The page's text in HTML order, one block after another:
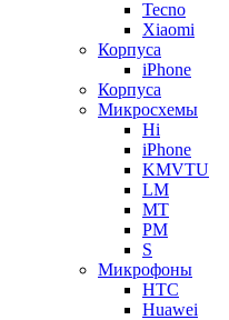
Tecno
Xiaomi
Корпуса
iPhone
Корпуса
Микросхемы
Hi
iPhone
KMVTU
LM
MT
PM
S
Микрофоны
HTC
Huawei